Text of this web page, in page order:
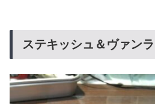
ステキッシュ＆ヴァンラ